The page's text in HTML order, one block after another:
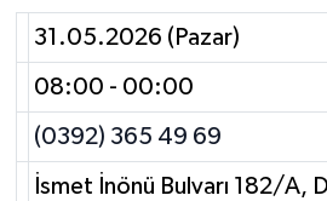
31.05.2026 (Pazar)
08:00 - 00:00
(0392) 365 49 69
İsmet İnönü Bulvarı 182/A,